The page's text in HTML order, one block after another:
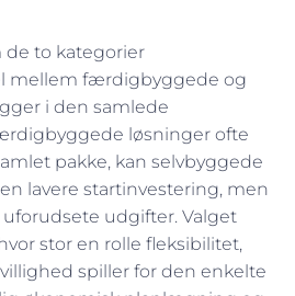
de to kategorier
mellem færdigbyggede og
i den samlede
løsninger ofte
pakke, kan selvbyggede
lavere startinvestering, men
udgifter. Valget
stor en rolle fleksibilitet,
spiller for den enkelte